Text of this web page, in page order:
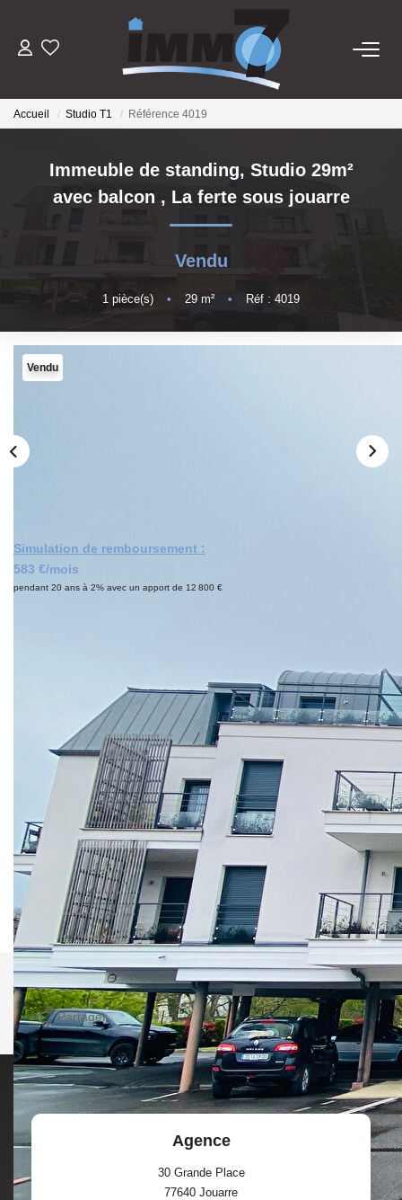
GERER
VENDRE
ESTIMER
Accueil Studio T1 Référence 4019
Immeuble de standing, Studio 29m²
avec balcon , La ferte sous jouarre
Vendu
1 pièce(s) • 29 m² • Réf : 4019
Vendu
Simulation de remboursement :
583 €/mois
pendant 20 ans à 2% avec un apport de 12 800 €
Nouveauté dans votre agence IMMO7, La Ferté sous
Jouarre même, gare à 5min à pieds, résidence de standing
de 2015 en bords de Marne, Studio de 29m² comprenant:
entrée sur pièce de vie avec baie vitrée accès balcon,
cuisine US aménagée et semi-équipée, salle d'eau/WC;
balcon de 7m², idéal investisseur, logement très bien isolé,
place de parking sécurisée, pour une visite contactez votre
agent commercial M.VAILLANT Jérôme au 06.29.56.81.71
Nos honoraires Nous contacter
Imprimer
Partager Calculer mon budget
Agence
30 Grande Place
77640 Jouarre